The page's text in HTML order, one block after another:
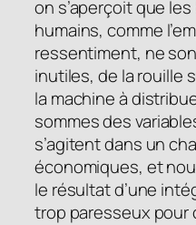
on s’aperçoit que
humains, comme
ressentiment, ne
inutiles, de la rouille
la machine à
sommes des
s’agitent dans un
économiques, et
le résultat d’une
trop paresseux pour